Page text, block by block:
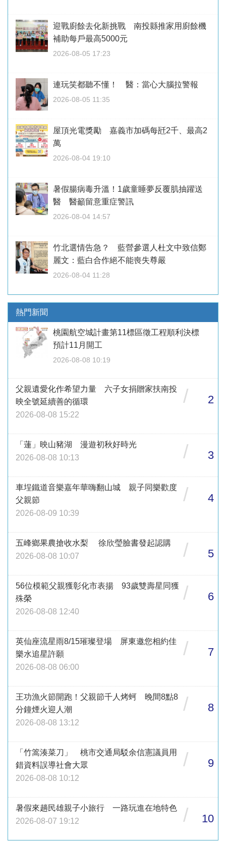
迎戰廚餘去化新挑戰 南投縣推家用廚餘機
補助每戶最高5000元
2026-08-05 17:23
連玩笑都聽不懂！ 醫：當心大腦拉警報
2026-08-05 11:35
屋頂光電獎勵 嘉義市加碼每瓩2千、最高2
萬
2026-08-04 19:10
暑假腸病毒升溫！1歲童睡夢反覆肌抽躍送
醫 醫籲留意重症警訊
2026-08-04 14:57
竹北選情告急？ 藍營參選人杜文中致信鄭
麗文：藍白合作絕不能喪失尊嚴
2026-08-04 11:28
熱門新聞
桃園航空城計畫第11標區徵工程順利決標
預計11月開工
2026-08-08 10:19
父親遺愛化作希望力量 六子女捐贈家扶南投
映全號延續善的循環
2026-08-08 15:22
/ 2
「蓮」映山豬湖 漫遊初秋好時光
2026-08-08 10:13
/ 3
車埕鐵道音樂嘉年華嗨翻山城 親子同樂歡度
父親節
2026-08-09 10:39
/ 4
五峰鄉果農搶收水梨 徐欣瑩臉書發起認購
2026-08-08 10:07
/ 5
56位模範父親獲彰化市表揚 93歲雙壽星同獲
殊榮
2026-08-08 12:40
/ 6
英仙座流星雨8/15璀璨登場 屏東邀您相約佳
樂水追星許願
2026-08-08 06:00
/ 7
王功漁火節開跑！父親節千人烤蚵 晚間8點8
分鐘煙火迎人潮
2026-08-08 13:12
/ 8
「竹篙湊菜刀」 桃市交通局駁余信憲議員用
錯資料誤導社會大眾
2026-08-08 10:12
/ 9
暑假來趟民雄親子小旅行 一路玩進在地特色
2026-08-07 19:12
/ 10